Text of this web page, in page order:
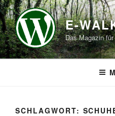
Zum
Inhalt
springen
E-
Das Magazin
SCHLAGWORT: